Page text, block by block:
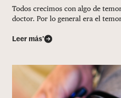
Todos crecimos con algo de
doctor. Por lo general era el
Leer más’